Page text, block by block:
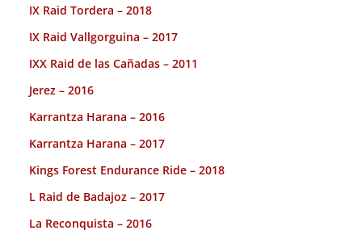
IX Raid Tordera – 2018
IX Raid Vallgorguina – 2017
IXX Raid de las Cañadas – 2011
Jerez – 2016
Karrantza Harana – 2016
Karrantza Harana – 2017
Kings Forest Endurance Ride – 2018
L Raid de Badajoz – 2017
La Reconquista – 2016